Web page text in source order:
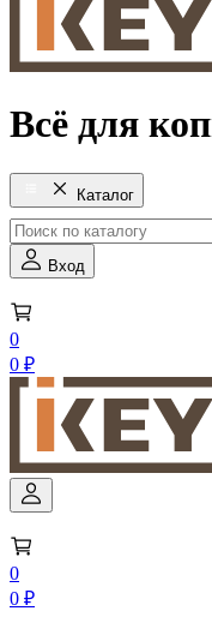
Всё для
Каталог
Вход
0
0 ₽
0
0 ₽